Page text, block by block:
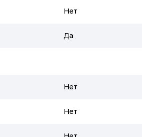
Нет
Да
Нет
Нет